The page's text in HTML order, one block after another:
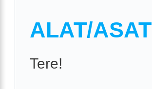
ALAT/ASAT
Tere!